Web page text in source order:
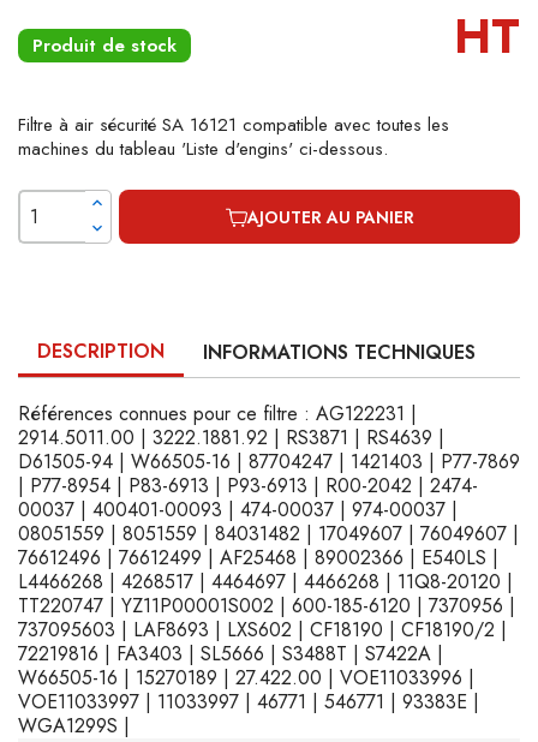
Produit de stock HT
Filtre à air sécurité SA 16121 compatible avec toutes les
machines du tableau 'Liste d'engins' ci-dessous.
AJOUTER AU PANIER
DESCRIPTION INFORMATIONS TECHNIQUES
Références connues pour ce filtre : AG122231 |
2914.5011.00 | 3222.1881.92 | RS3871 | RS4639 |
D61505-94 | W66505-16 | 87704247 | 1421403 | P77-7869
| P77-8954 | P83-6913 | P93-6913 | R00-2042 | 2474-
00037 | 400401-00093 | 474-00037 | 974-00037 |
08051559 | 8051559 | 84031482 | 17049607 | 76049607 |
76612496 | 76612499 | AF25468 | 89002366 | E540LS |
L4466268 | 4268517 | 4464697 | 4466268 | 11Q8-20120 |
TT220747 | YZ11P00001S002 | 600-185-6120 | 7370956 |
737095603 | LAF8693 | LXS602 | CF18190 | CF18190/2 |
72219816 | FA3403 | SL5666 | S3488T | S7422A |
W66505-16 | 15270189 | 27.422.00 | VOE11033996 |
VOE11033997 | 11033997 | 46771 | 546771 | 93383E |
WGA1299S |